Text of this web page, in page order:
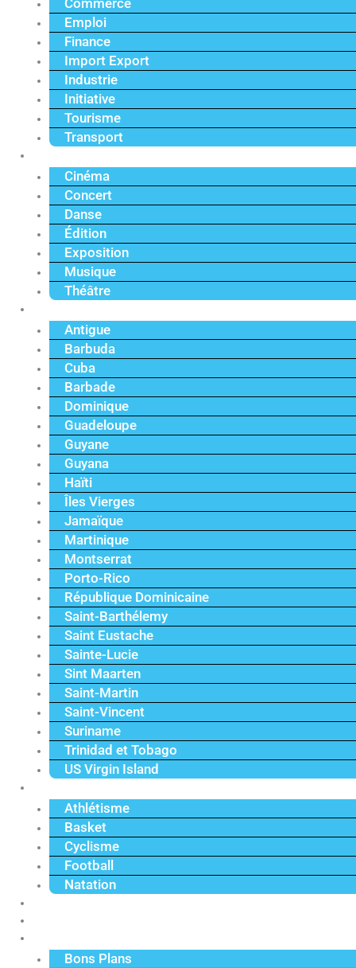
Commerce
Emploi
Finance
Import Export
Industrie
Initiative
Tourisme
Transport
Cinéma
Concert
Danse
Édition
Exposition
Musique
Théâtre
Antigue
Barbuda
Cuba
Barbade
Dominique
Guadeloupe
Guyane
Guyana
Haïti
Îles Vierges
Jamaïque
Martinique
Montserrat
Porto-Rico
République Dominicaine
Saint-Barthélemy
Saint Eustache
Sainte-Lucie
Sint Maarten
Saint-Martin
Saint-Vincent
Suriname
Trinidad et Tobago
US Virgin Island
Athlétisme
Basket
Cyclisme
Football
Natation
Bons Plans